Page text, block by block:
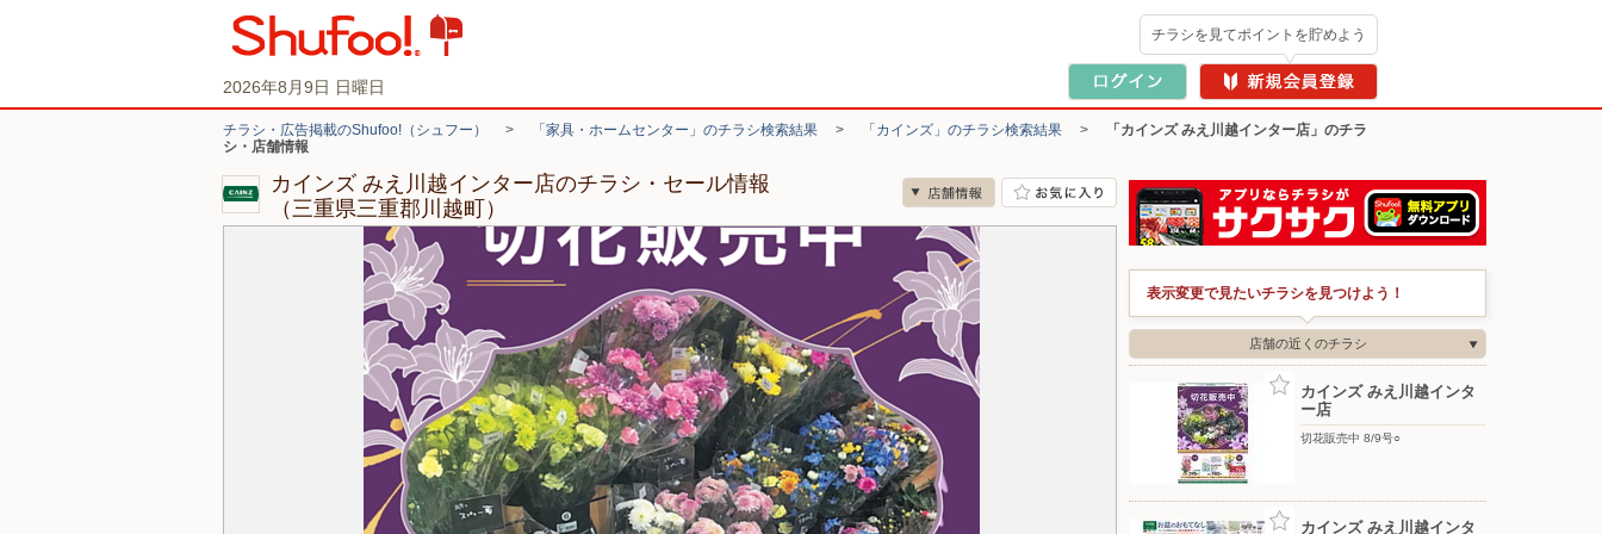
2026年8月9日 日曜日
チラシを見てポイントを貯めよう
チラシ・広告掲載のShufoo!（シュフー） > 「家具・ホームセンター」のチラシ検索結果 > 「カインズ」のチラシ検索結果 >
「カインズ みえ川越インター店」のチラ
シ・店舗情報
カインズ みえ川越インター店のチラシ・セール情報
（三重県三重郡川越町）
表示変更で見たいチラシを見つけよう！
店舗の近くのチラシ
カインズ みえ川越インタ
ー店
切花販売中 8/9号○
カインズ みえ川越インタ